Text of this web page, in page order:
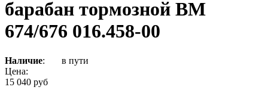
барабан тормозной ВМ
674/676 016.458-00
Наличие:
в пути
Цена:
15 040 руб